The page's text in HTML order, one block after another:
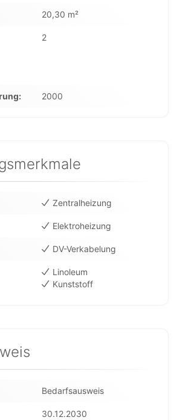
20,30 m²
2
2000
Zentralheizung
Elektroheizung
DV-Verkabelung
Linoleum
Kunststoff
Bedarfsausweis
30.12.2030